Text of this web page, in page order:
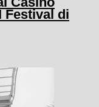
Festival di